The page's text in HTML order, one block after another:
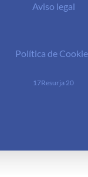
Aviso legal
Política de
17Resurja 20